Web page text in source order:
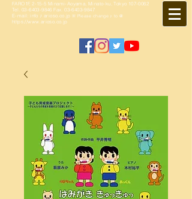
FARO1F, 2-15-5 Minami-Aoyama, Minato-ku, Tokyo 107-0062
Tel. 03-6403-9846 Fax.03-6403-9847
E-mail: info ♪ arioso.co.jp ※ Please change ♪ to @
https://www.arioso.co.jp